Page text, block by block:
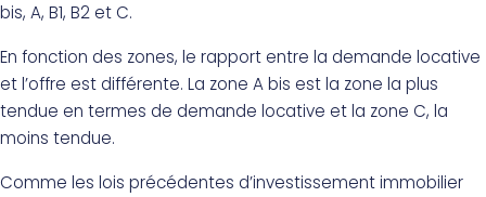
bis, A, B1, B2 et C.
En fonction des zones, le rapport entre la demande locative
et l’offre est différente. La zone A bis est la zone la plus
tendue en termes de demande locative et la zone C, la
moins tendue.
Comme les lois précédentes d’investissement immobilier